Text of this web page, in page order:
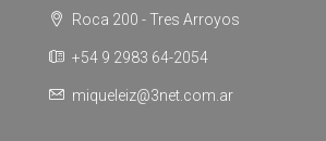
Roca 200 - Tres Arroyos
+54 9 2983 64-2054
miqueleiz@3net.com.ar